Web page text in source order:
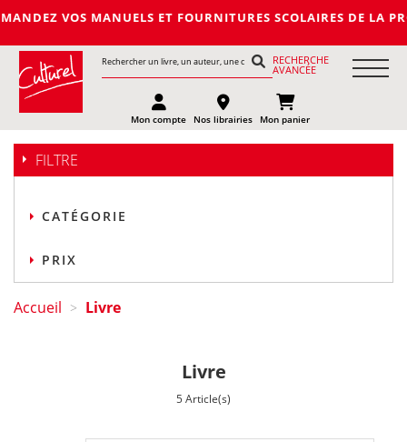
VOS MANUELS ET FOURNITURES SCOLAIRES DE
RECHERCHE
AVANCÉE
Mon compte Nos librairies Mon panier
FILTRE
CATÉGORIE
PRIX
Accueil > Livre
Livre
5 Article(s)